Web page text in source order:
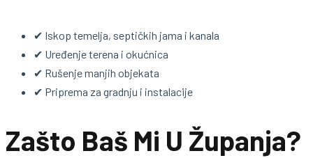
✔ Iskop temelja, septičkih jama i kanala
✔ Uređenje terena i okućnica
✔ Rušenje manjih objekata
✔ Priprema za gradnju i instalacije
Zašto Baš Mi U Županja?